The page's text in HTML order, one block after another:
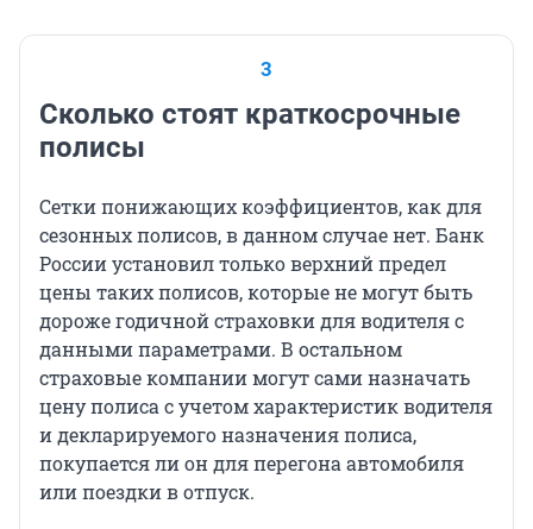
3
Сколько стоят краткосрочные
полисы
Сетки понижающих коэффициентов, как для
сезонных полисов, в данном случае нет. Банк
России установил только верхний предел
цены таких полисов, которые не могут быть
дороже годичной страховки для водителя с
данными параметрами. В остальном
страховые компании могут сами назначать
цену полиса с учетом характеристик водителя
и декларируемого назначения полиса,
покупается ли он для перегона автомобиля
или поездки в отпуск.